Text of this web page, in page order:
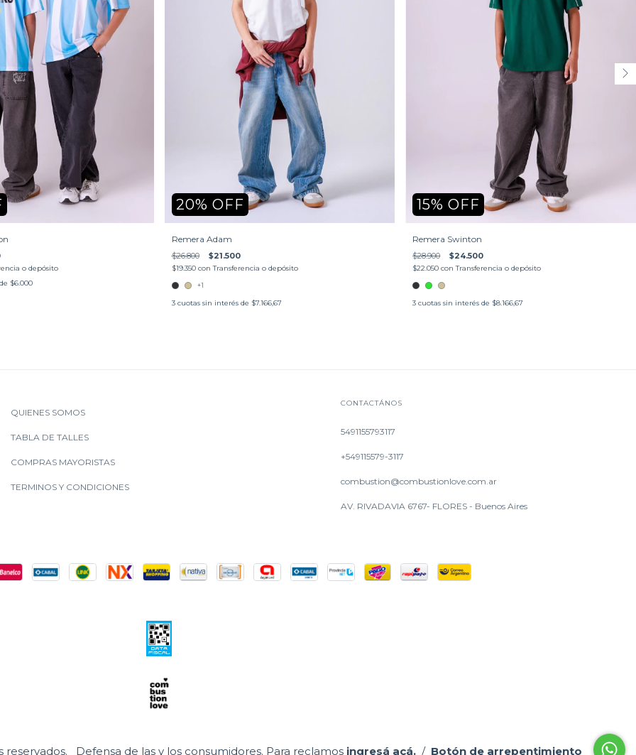
o depósito
$6.000
20% OFF
Remera Adam
$26.800 $21.500
$19.350 con Transferencia o depósito
+1
3 cuotas sin interés de $7.166,67
15%OFF
Remera Swinton
$28.900 $24.500
$22.050con Transferencia o depósito
3 cuotas sin interés de $8.166,67
QUIENES SOMOS
TABLA DE TALLES
COMPRAS MAYORISTAS
TERMINOS Y CONDICIONES
CONTACTÁNOS
5491155793117
+549115579-3117
combustion@combustionlove.com.ar
AV. RIVADAVIA 6767- FLORES - Buenos Aires
reservados. Defensa de las y los consumidores. Para reclamos ingresá acá. / Botón de arrepentimiento